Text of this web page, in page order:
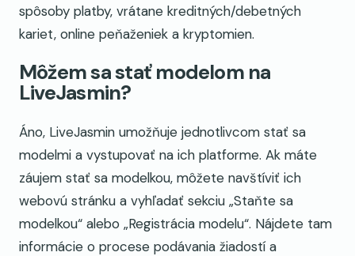
spôsoby platby, vrátane kreditných/debetných
kariet, online peňaženiek a kryptomien.
Môžem sa stať modelom na
LiveJasmin?
Áno, LiveJasmin umožňuje jednotlivcom stať sa
modelmi a vystupovať na ich platforme. Ak máte
záujem stať sa modelkou, môžete navštíviť ich
webovú stránku a vyhľadať sekciu „Staňte sa
modelkou“ alebo „Registrácia modelu“. Nájdete tam
informácie o procese podávania žiadostí a